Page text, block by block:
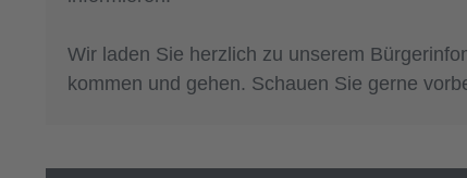
Wir laden Sie herzlich zu unserem
kommen und gehen. Schauen Sie gerne